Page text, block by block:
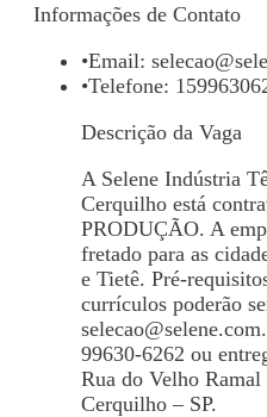
Informações de Contato
•Email:
•Telefone:
Descrição da Vaga
A Selene Indústria
Cerquilho está
PRODUÇÃO. A
fretado para as
e Tietê. Pré-
currículos poderão
99630-6262 ou
Rua do Velho
Cerquilho – SP.